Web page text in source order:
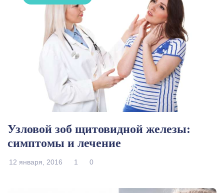
Узловой зоб щитовидной железы:
симптомы и лечение
12 января, 2016 1 0